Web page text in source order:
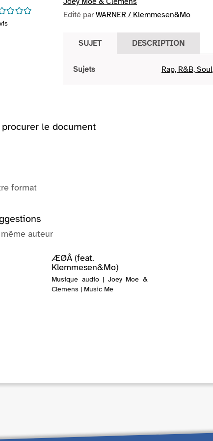
Edité parWARNER / Klemmesen&Mo
SUJET DESCRIPTION
Sujets Rap, R&B, Soul
procurer le document
format
auteur
ÆØÅ (feat.
Klemmesen&Mo)
Musique audio | Joey Moe &
Clemens | Music Me